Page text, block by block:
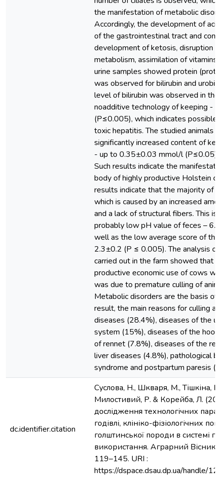
the manifestation of metabolic
Accordingly, the development of
of the gastrointestinal tract and
development of ketosis, disruption
metabolism, assimilation of vitamins
urine samples showed protein
was observed for bilirubin and
level of bilirubin was observed in
noadditive technology of keeping -
(Р≤0.005), which indicates possible
toxic hepatitis. The studied animals
significantly increased content of
- up to 0.35±0.03 mmol/l (Р≤0.05),
Such results indicate the
body of highly productive Holstein
results indicate that the majority of
which is caused by an increased
and a lack of structural fibers. This
probably low pH value of feces –
well as the low average score of
2.3±0.2 (Р ≤ 0.005). The analysis of
carried out in the farm showed that
productive economic use of cows
was due to premature culling of
Metabolic disorders are the basis of
result, the main reasons for culling
diseases (28.4%), diseases of the
system (15%), diseases of the hoof
of rennet (7.8%), diseases of the
liver diseases (4.8%), pathological
syndrome and postpartum paresis
dc.identifier.citation
Суслова, Н., Шкваря, М., Тішкіна,
Милостивий, Р. & Корейба, Л.
дослідження технологічних
годівлі, клініко-фізіологічних
голштинської породи в системі
використання. Аграрний Вісник
119–145. URI :
https://dspace.dsau.dp.ua/handle/